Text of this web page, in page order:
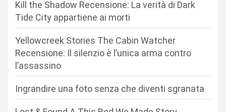
Kill the Shadow Recensione: La verità di Dark
Tide City appartiene ai morti
Yellowcreek Stories The Cabin Watcher
Recensione: Il silenzio è l’unica arma contro
l’assassino
Ingrandire una foto senza che diventi sgranata